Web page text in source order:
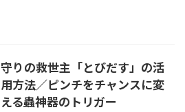
守りの救世主「とびだす」の活
用方法／ピンチをチャンスに変
える蟲神器のトリガー